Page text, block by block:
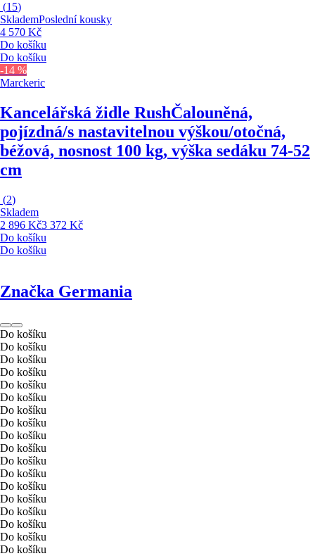
(15)
SklademPoslední kousky
4 570 Kč
Do košíku
Do košíku
-14 %
Marckeric
Kancelářská židle RushČalouněná,
pojízdná/s nastavitelnou výškou/otočná,
béžová, nosnost 100 kg, výška sedáku 74-52
cm
(2)
Skladem
2 896 Kč3 372 Kč
Do košíku
Do košíku
Značka Germania
Do košíku
Do košíku
Do košíku
Do košíku
Do košíku
Do košíku
Do košíku
Do košíku
Do košíku
Do košíku
Do košíku
Do košíku
Do košíku
Do košíku
Do košíku
Do košíku
Do košíku
Do košíku